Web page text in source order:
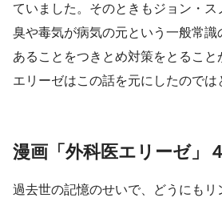
ていました。そのときもジョン・
臭や毒気が病気の元という一般常
あることをつきとめ対策をとるこ
エリーゼはこの話を元にしたのでは
漫画「外科医エリーゼ」
過去世の記憶のせいで、どうにも